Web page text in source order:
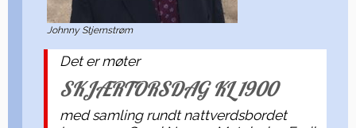
Johnny Stjernstrøm
Det er møter
SKJÆRTORSDAG KL 1900
med samling rundt nattverdsbordet